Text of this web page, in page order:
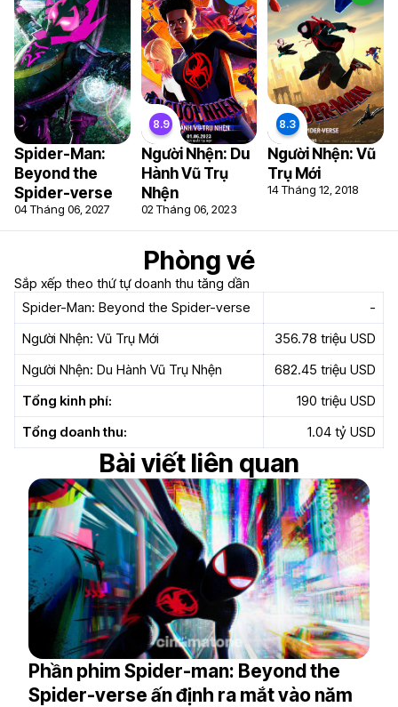
Spider-Man:
Beyond the
Spider-verse
04 Tháng 06, 2027
8.9
Người Nhện: Du
Hành Vũ Trụ
Nhện
02 Tháng 06, 2023
8.3
Người Nhện: Vũ
Trụ Mới
14 Tháng 12, 2018
Bài viết liên quan
Phần phim Spider-man: Beyond the
Spider-verse ấn định ra mắt vào năm
Phòng vé
Sắp xếp theo thứ tự doanh thu tăng dần
Spider-Man: Beyond the Spider-verse
-
Người Nhện: Vũ Trụ Mới
356.78 triệu USD
Người Nhện: Du Hành Vũ Trụ Nhện
682.45 triệu USD
Tổng kinh phí:
190 triệu USD
Tổng doanh thu:
1.04 tỷ USD